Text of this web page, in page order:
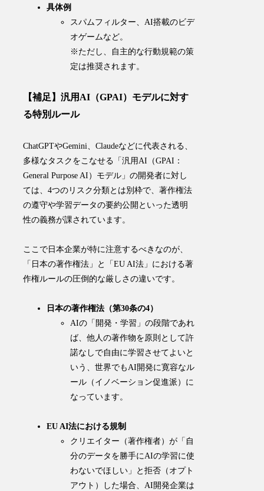
具体例
スパムフィルター、AI搭載のビデ
オゲームなど。
※ただし、自主的な行動規範の策
定は推奨されます。
【補足】汎用AI（GPAI）モデルに対す
る特別ルール
ChatGPTやGemini、Claudeなどに代表される、
多様なタスクをこなせる「汎用AI（GPAI：
General Purpose AI）モデル」の開発者に対し
ては、4つのリスク分類とは別枠で、著作権法
の遵守や学習データの要約公開といった透明
性の義務が課されています。
ここで日本企業が特に注意するべきなのが、
「日本の著作権法」と「EU AI法」における著
作権ルールの圧倒的な厳しさの違いです。
日本の著作権法（第30条の4）
AIの「開発・学習」の段階であれ
ば、他人の著作物を原則として許
諾なしで自由に学習させてよいと
いう、世界でもAI開発に寛容なル
ール（イノベーション促進派）に
なっています。
EU AI法における規制
クリエイター（著作権者）が「自
分のデータを勝手にAIの学習に使
わないでほしい」と拒否（オプト
アウト）した場合、AI開発企業は